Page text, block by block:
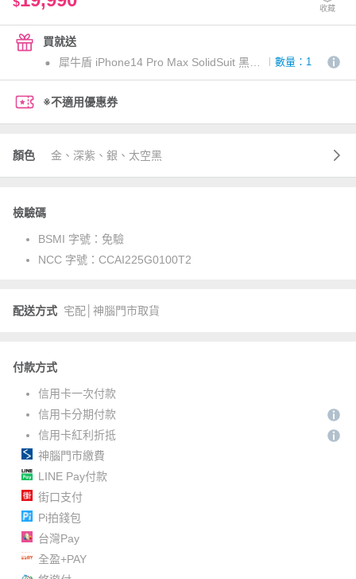
收藏
買就送
犀牛盾 iPhone14 Pro Max SolidSuit 黑碳纖
數量：1
※不適用優惠券
顏色 金、深紫、銀、太空黑
檢驗碼
BSMI 字號： 免驗
NCC 字號： CCAI225G0100T2
配送方式 宅配│神腦門市取貨
付款方式
信用卡一次付款
信用卡分期付款
信用卡紅利折抵
神腦門市繳費
LINE Pay付款
街口支付
Pi拍錢包
台灣Pay
全盈+PAY